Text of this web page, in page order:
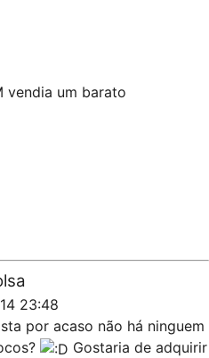
vendia um barato
23:48
por acaso não há ninguem
Gostaria de adquirir